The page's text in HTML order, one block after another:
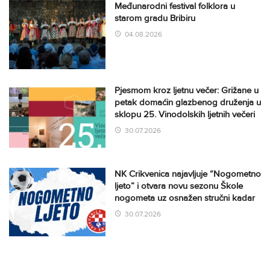
Međunarodni festival folklora u
starom gradu Bribiru
04.08.2026
Pjesmom kroz ljetnu večer: Grižane u
petak domaćin glazbenog druženja u
sklopu 25. Vinodolskih ljetnih večeri
30.07.2026
NK Crikvenica najavljuje “Nogometno
ljeto” i otvara novu sezonu Škole
nogometa uz osnažen stručni kadar
30.07.2026